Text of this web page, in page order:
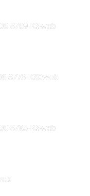
8769-KSweb
8773-KS0web
8785-KSweb